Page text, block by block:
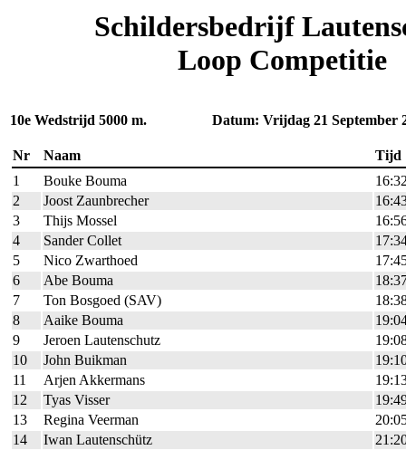
Schildersbedrijf
Loop Competitie
10e Wedstrijd 5000 m. Datum: Vrijdag 21 September
Nr Naam
Tijd
1
Bouke Bouma
2
Joost Zaunbrecher
3
Thijs Mossel
4
Sander Collet
5
Nico Zwarthoed
6
Abe Bouma
7
Ton Bosgoed (SAV)
8
Aaike Bouma
9
Jeroen Lautenschutz
10
John Buikman
11
Arjen Akkermans
12
Tyas Visser
13
Regina Veerman
14
Iwan Lautenschütz